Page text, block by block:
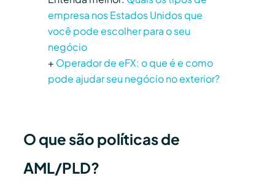
empresa nos Estados Unidos que
você pode escolher para o seu
negócio
+ Operador de eFX: o que é e como
pode ajudar seu negócio no exterior?
O que são políticas de
AML/PLD?